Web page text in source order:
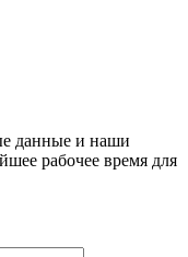
данные и наши
рабочее время для